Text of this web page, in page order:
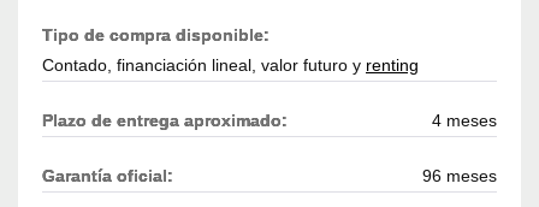
Tipo de compra disponible:
Contado, financiación lineal, valor futuro y renting
Plazo de entrega aproximado: 4 meses
Garantía oficial: 96 meses